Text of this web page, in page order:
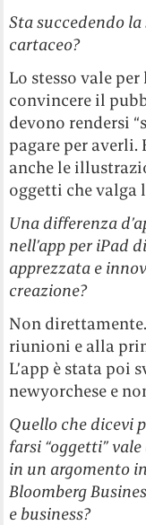
Sta succedendo
cartaceo?
Lo stesso vale
convincere il
devono rendersi
pagare per
anche le
oggetti che valga
Una differenza
nell’app per iPad
apprezzata e
creazione?
Non
riunioni e alla
L’app è stata poi
newyorchese e
Quello che dicevi
farsi “oggetti”
in un argomento
Bloomberg
e business?